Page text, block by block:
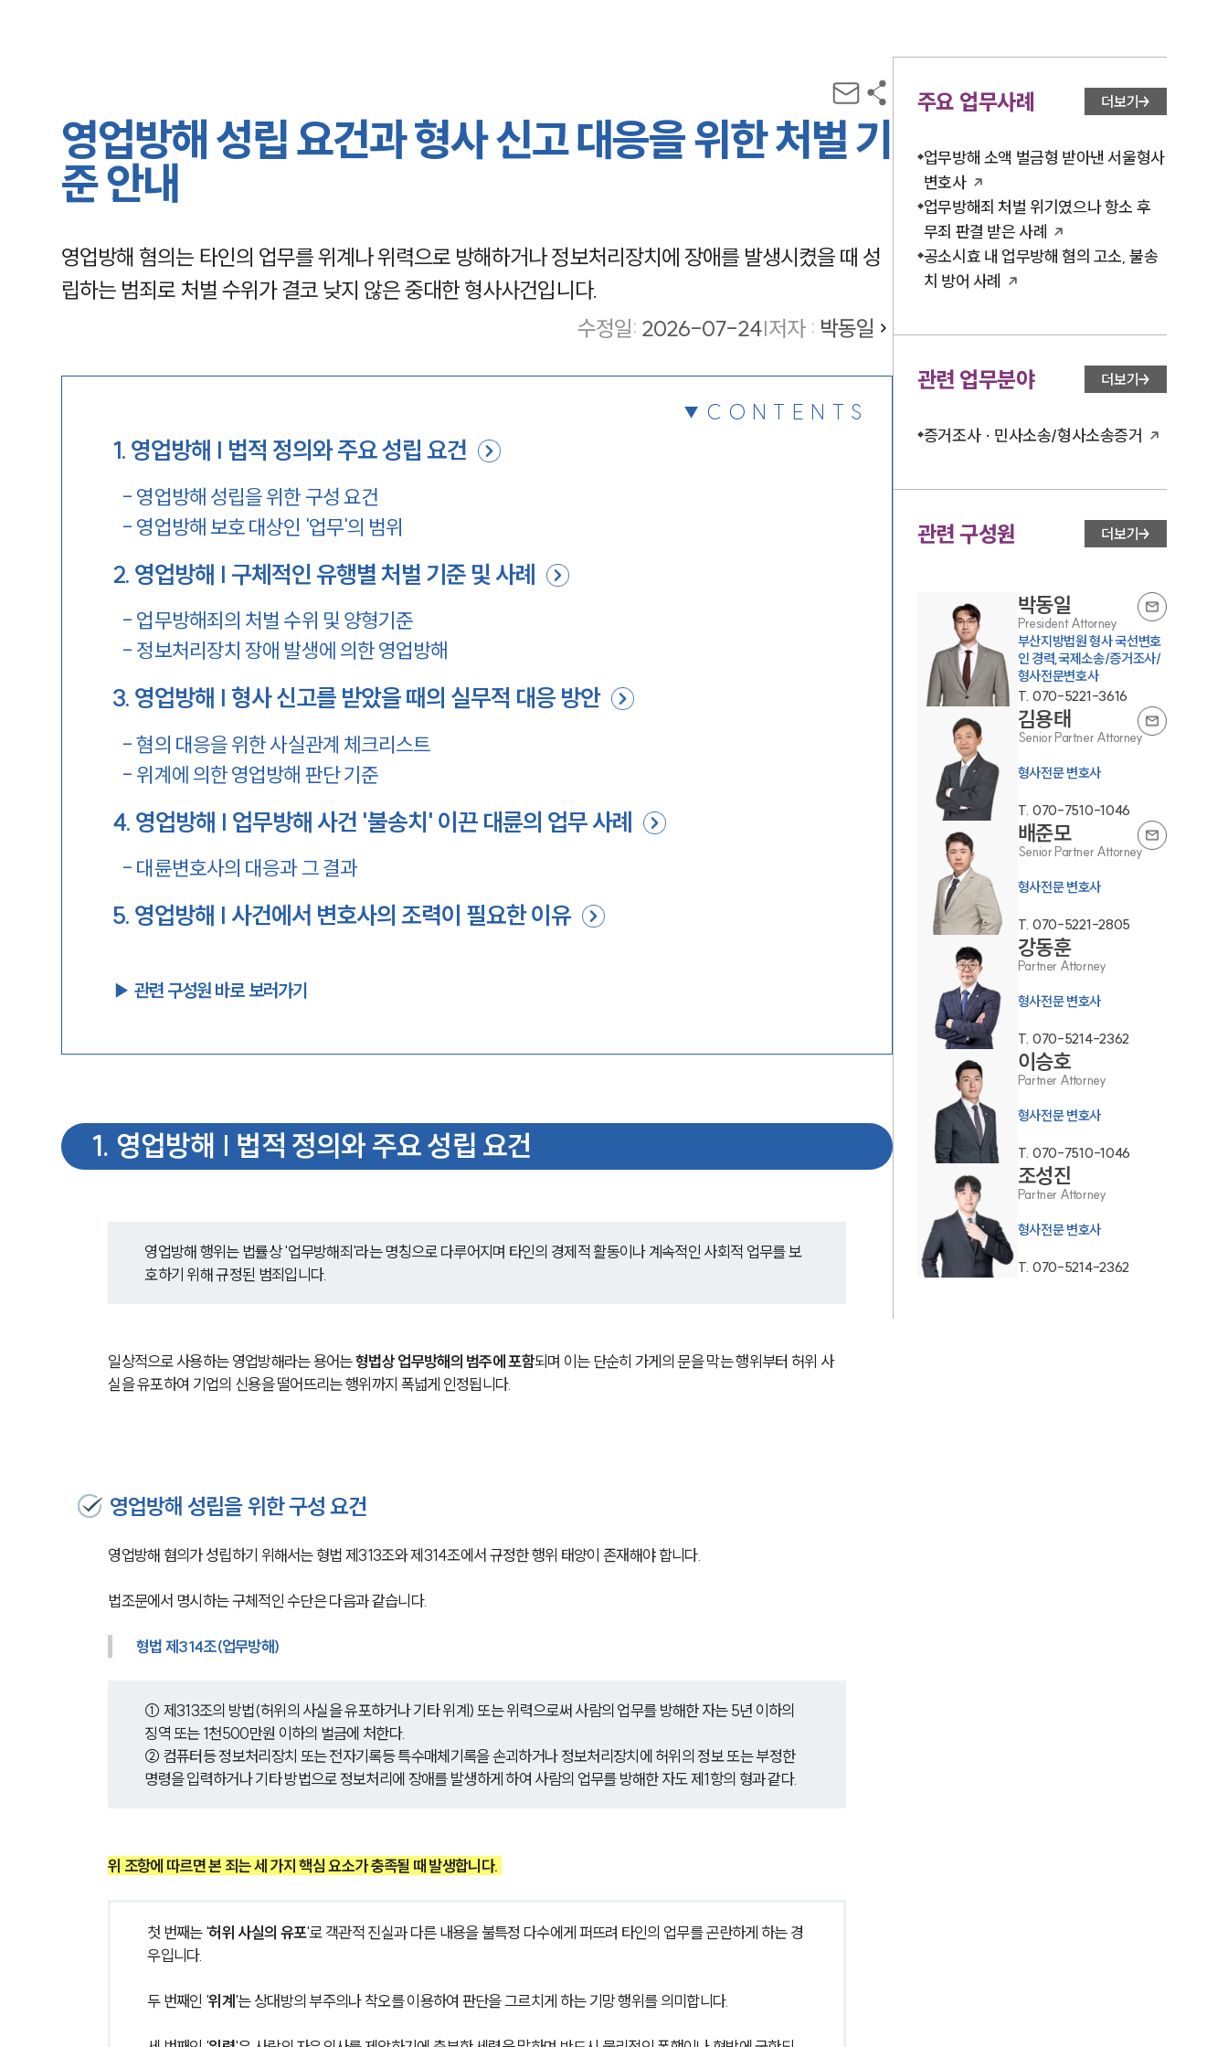
그룹소개
그룹소개
대륜의 강점
오시는 길
글로벌 파트너 로펌
고객의 소리
통합검색
AI대륜
영업방해 성립 요건과 형사 신고 대응을 위한 처벌 기
준 안내
영업방해 혐의는 타인의 업무를 위계나 위력으로 방해하거나 정보처리장치에 장애를 발생시켰을 때 성
립하는 범죄로 처벌 수위가 결코 낮지 않은 중대한 형사사건입니다.
수정일: 2026-07-24|저자 : 박동일
CONTENTS
1. 영업방해 | 법적 정의와 주요 성립 요건
- 영업방해 성립을 위한 구성 요건
- 영업방해 보호 대상인 '업무'의 범위
2. 영업방해 | 구체적인 유행별 처벌 기준 및 사례
- 업무방해죄의 처벌 수위 및 양형기준
- 정보처리장치 장애 발생에 의한 영업방해
3. 영업방해 | 형사 신고를 받았을 때의 실무적 대응 방안
-혐의 대응을 위한 사실관계 체크리스트
- 위계에 의한 영업방해 판단 기준
4. 영업방해 | 업무방해 사건 '불송치' 이끈 대륜의 업무 사례
- 대륜변호사의 대응과 그 결과
5. 영업방해 | 사건에서 변호사의 조력이 필요한 이유
▶︎ 관련 구성원 바로 보러가기
1. 영업방해 | 법적 정의와 주요 성립 요건
영업방해 행위는 법률상 '업무방해죄'라는 명칭으로 다루어지며 타인의 경제적 활동이나 계속적인 사회적 업무를 보
호하기 위해 규정된 범죄입니다.
일상적으로 사용하는 영업방해라는 용어는 형법상 업무방해의 범주에 포함되며 이는 단순히 가게의 문을 막는 행위부터 허위 사
실을 유포하여 기업의 신용을 떨어뜨리는 행위까지 폭넓게 인정됩니다.
영업방해 성립을 위한 구성 요건
영업방해 혐의가 성립하기 위해서는 형법 제313조와 제314조에서 규정한 행위 태양이 존재해야 합니다.
법조문에서 명시하는 구체적인 수단은 다음과 같습니다.
형법 제314조(업무방해)
① 제313조의 방법(허위의 사실을 유포하거나 기타 위계) 또는 위력으로써 사람의 업무를 방해한 자는 5년 이하의
징역 또는 1천500만원 이하의 벌금에 처한다.
② 컴퓨터등 정보처리장치 또는 전자기록등 특수매체기록을 손괴하거나 정보처리장치에 허위의 정보 또는 부정한
명령을 입력하거나 기타 방법으로 정보처리에 장애를 발생하게 하여 사람의 업무를 방해한 자도 제1항의 형과 같다.
위 조항에 따르면 본 죄는 세 가지 핵심 요소가 충족될 때 발생합니다.
첫 번째는 '허위 사실의 유포'로 객관적 진실과 다른 내용을 불특정 다수에게 퍼뜨려 타인의 업무를 곤란하게 하는 경
우입니다.
두 번째인 '위계'는 상대방의 부주의나 착오를 이용하여 판단을 그르치게 하는 기망 행위를 의미합니다.
주요 업무사례 더보기
업무방해 소액 벌금형 받아낸 서울형사
변호사
업무방해죄 처벌 위기였으나 항소 후
무죄 판결 받은 사례
공소시효 내 업무방해 혐의 고소, 불송
치 방어 사례
관련 업무분야 더보기
증거조사 · 민사소송/형사소송증거
관련 구성원 더보기
박동일
President Attorney
부산지방법원 형사 국선변호
인 경력,국제소송/증거조사/
형사전문변호사
T. 070-5221-3616
김용태
Senior Partner Attorney
형사전문 변호사
T. 070-7510-1046
배준모
Senior Partner Attorney
형사전문 변호사
T. 070-5221-2805
강동훈
Partner Attorney
형사전문 변호사
T. 070-5214-2362
이승호
Partner Attorney
형사전문 변호사
T. 070-7510-1046
조성진
Partner Attorney
형사전문 변호사
T. 070-5214-2362